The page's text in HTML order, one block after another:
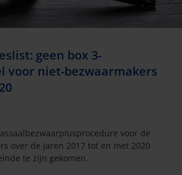
geen box 3-
voor niet-bezwaarmakers
voor de
over de jaren 2017 tot en met 2020
te zijn gekomen.